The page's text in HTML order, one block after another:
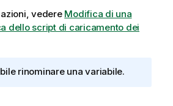
vedere Modifica di una
dello script di caricamento dei
rinominare una variabile.